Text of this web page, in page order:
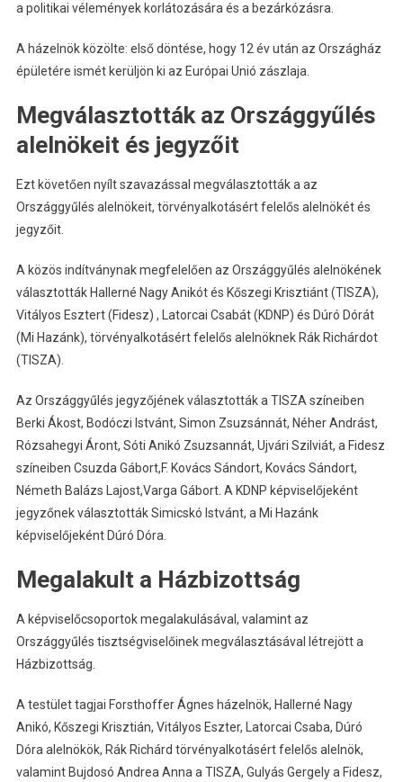
a politikai vélemények korlátozására és a bezárkózásra.
A házelnök közölte: első döntése, hogy 12 év után az Országház
épületére ismét kerüljön ki az Európai Unió zászlaja.
Megválasztották az Országgyűlés
alelnökeit és jegyzőit
Ezt követően nyílt szavazással megválasztották a az
Országgyűlés alelnökeit, törvényalkotásért felelős alelnökét és
jegyzőit.
A közös indítványnak megfelelően az Országgyűlés alelnökének
választották Hallerné Nagy Anikót és Kőszegi Krisztiánt (TISZA),
Vitályos Esztert (Fidesz) , Latorcai Csabát (KDNP) és Dúró Dórát
(Mi Hazánk), törvényalkotásért felelős alelnöknek Rák Richárdot
(TISZA).
Az Országgyűlés jegyzőjének választották a TISZA színeiben
Berki Ákost, Bodóczi Istvánt, Simon Zsuzsánnát, Néher Andrást,
Rózsahegyi Áront, Sóti Anikó Zsuzsannát, Ujvári Szilviát, a Fidesz
színeiben Csuzda Gábort,F. Kovács Sándort, Kovács Sándort,
Németh Balázs Lajost,Varga Gábort. A KDNP képviselőjeként
jegyzőnek választották Simicskó Istvánt, a Mi Hazánk
képviselőjeként Dúró Dóra.
Megalakult a Házbizottság
A képviselőcsoportok megalakulásával, valamint az
Országgyűlés tisztségviselőinek megválasztásával létrejött a
Házbizottság.
A testület tagjai Forsthoffer Ágnes házelnök, Hallerné Nagy
Anikó, Kőszegi Krisztián, Vitályos Eszter, Latorcai Csaba, Dúró
Dóra alelnökök, Rák Richárd törvényalkotásért felelős alelnök,
valamint Bujdosó Andrea Anna a TISZA, Gulyás Gergely a Fidesz,